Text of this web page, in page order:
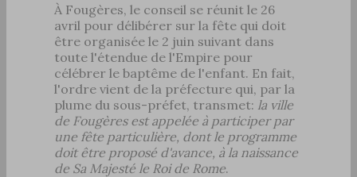
À Fougères, le conseil se réunit le 26
avril pour délibérer sur la fête qui doit
être organisée le 2 juin suivant dans
toute l'étendue de l'Empire pour
célébrer le baptême de l'enfant. En fait,
l'ordre vient de la préfecture qui, par la
plume du sous-préfet, transmet: la ville
de Fougères est appelée à participer par
une fête particulière, dont le programme
doit être proposé d'avance, à la naissance
de Sa Majesté le Roi de Rome.